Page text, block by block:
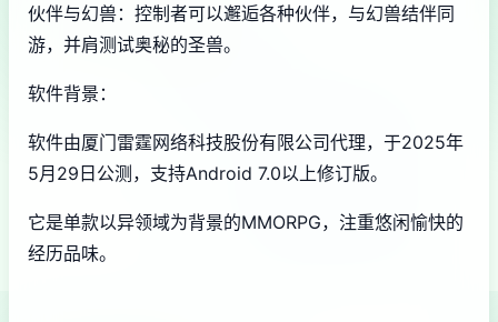
伙伴与幻兽：控制者可以邂逅各种伙伴，与幻兽结伴同
游，并肩测试奥秘的圣兽。
软件背景：
软件由厦门雷霆网络科技股份有限公司代理，于2025年
5月29日公测，支持Android 7.0以上修订版。
它是单款以异领域为背景的MMORPG，注重悠闲愉快的
经历品味。